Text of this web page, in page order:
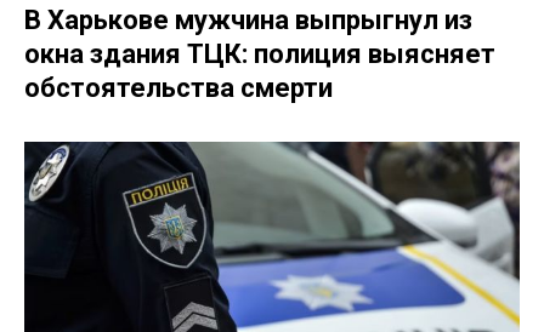
В Харькове мужчина выпрыгнул из
окна здания ТЦК: полиция выясняет
обстоятельства смерти